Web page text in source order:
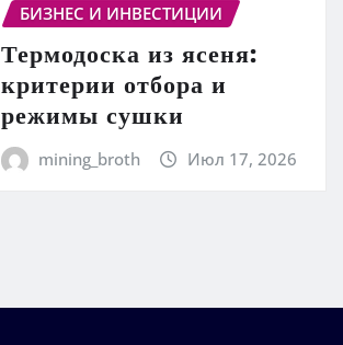
БИЗНЕС И ИНВЕСТИЦИИ
Термодоска из ясеня:
критерии отбора и
режимы сушки
mining_broth Июл 17, 2026